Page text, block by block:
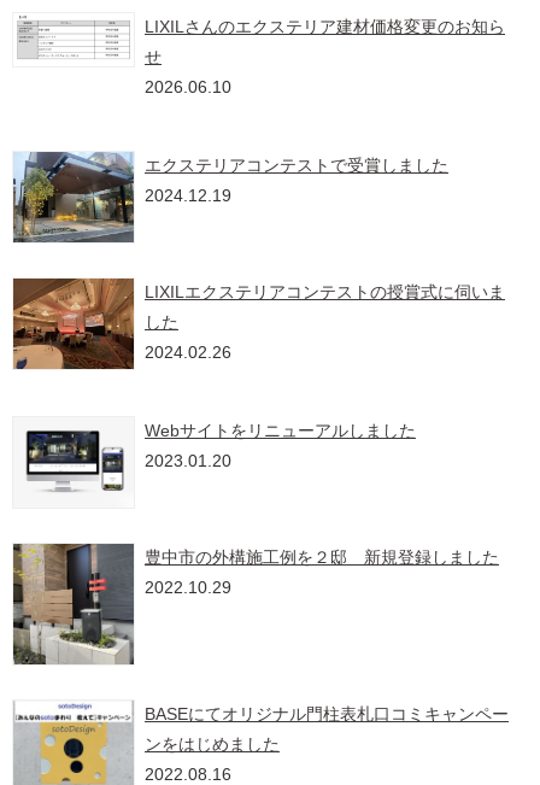
LIXILさんのエクステリア建材価格変更のお知ら
せ
2026.06.10
エクステリアコンテストで受賞しました
2024.12.19
LIXILエクステリアコンテストの授賞式に伺いま
した
2024.02.26
Webサイトをリニューアルしました
2023.01.20
豊中市の外構施工例を２邸 新規登録しました
2022.10.29
BASEにてオリジナル門柱表札口コミキャンペー
ンをはじめました
2022.08.16